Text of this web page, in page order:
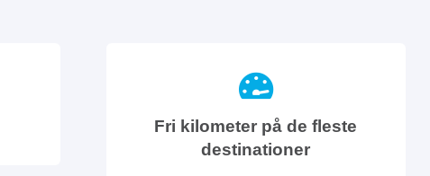
Fri kilometer på de fleste
destinationer